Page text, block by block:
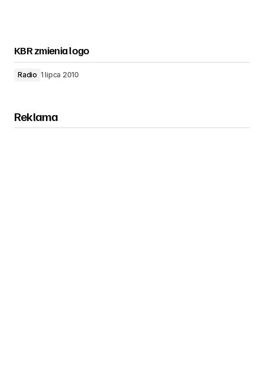
KBR zmienia logo
Radio 1 lipca 2010
Reklama